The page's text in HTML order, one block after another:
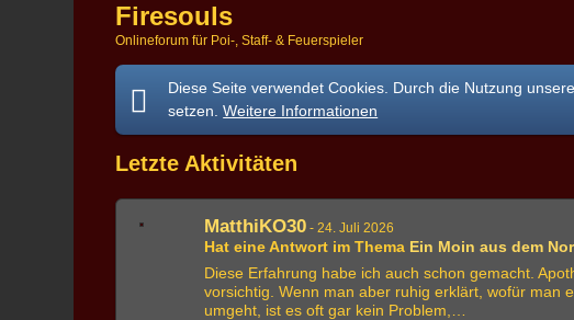
Firesouls
Onlineforum für Poi-, Staff- & Feuerspieler
Diese Seite verwendet Cookies. Durch die Nutzung
setzen.Weitere Informationen
Letzte Aktivitäten
MatthiKO30 -24. Juli 2026
Hat eine Antwort im Thema Ein Moin aus dem
Diese Erfahrung habe ich auch schon gemacht.
vorsichtig. Wenn man aber ruhig erklärt, wofür man
umgeht, ist es oft gar kein Problem,…